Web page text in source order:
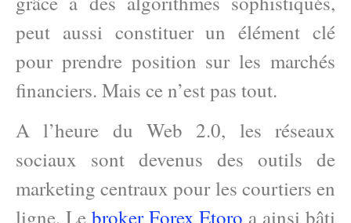
peut aussi constituer un élément clé
pour prendre position sur les marchés
financiers. Mais ce n’est pas tout.
A l’heure du Web 2.0, les réseaux
sociaux sont devenus des outils de
marketing centraux pour les courtiers en
ligne. Le broker Forex Etoro a ainsi bâti